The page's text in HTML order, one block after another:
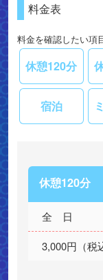
料金表
料金を確認したい項
休憩120分
宿泊
休憩120分
全　日
3,000円（税